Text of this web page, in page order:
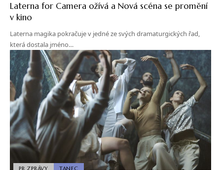
Laterna for Camera ožívá a Nová scéna se promění
v kino
Laterna magika pokračuje v jedné ze svých dramaturgických řad,
která dostala jméno…
PR ZPRÁVY TANEC